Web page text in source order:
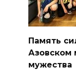
Память
Азовском
мужества